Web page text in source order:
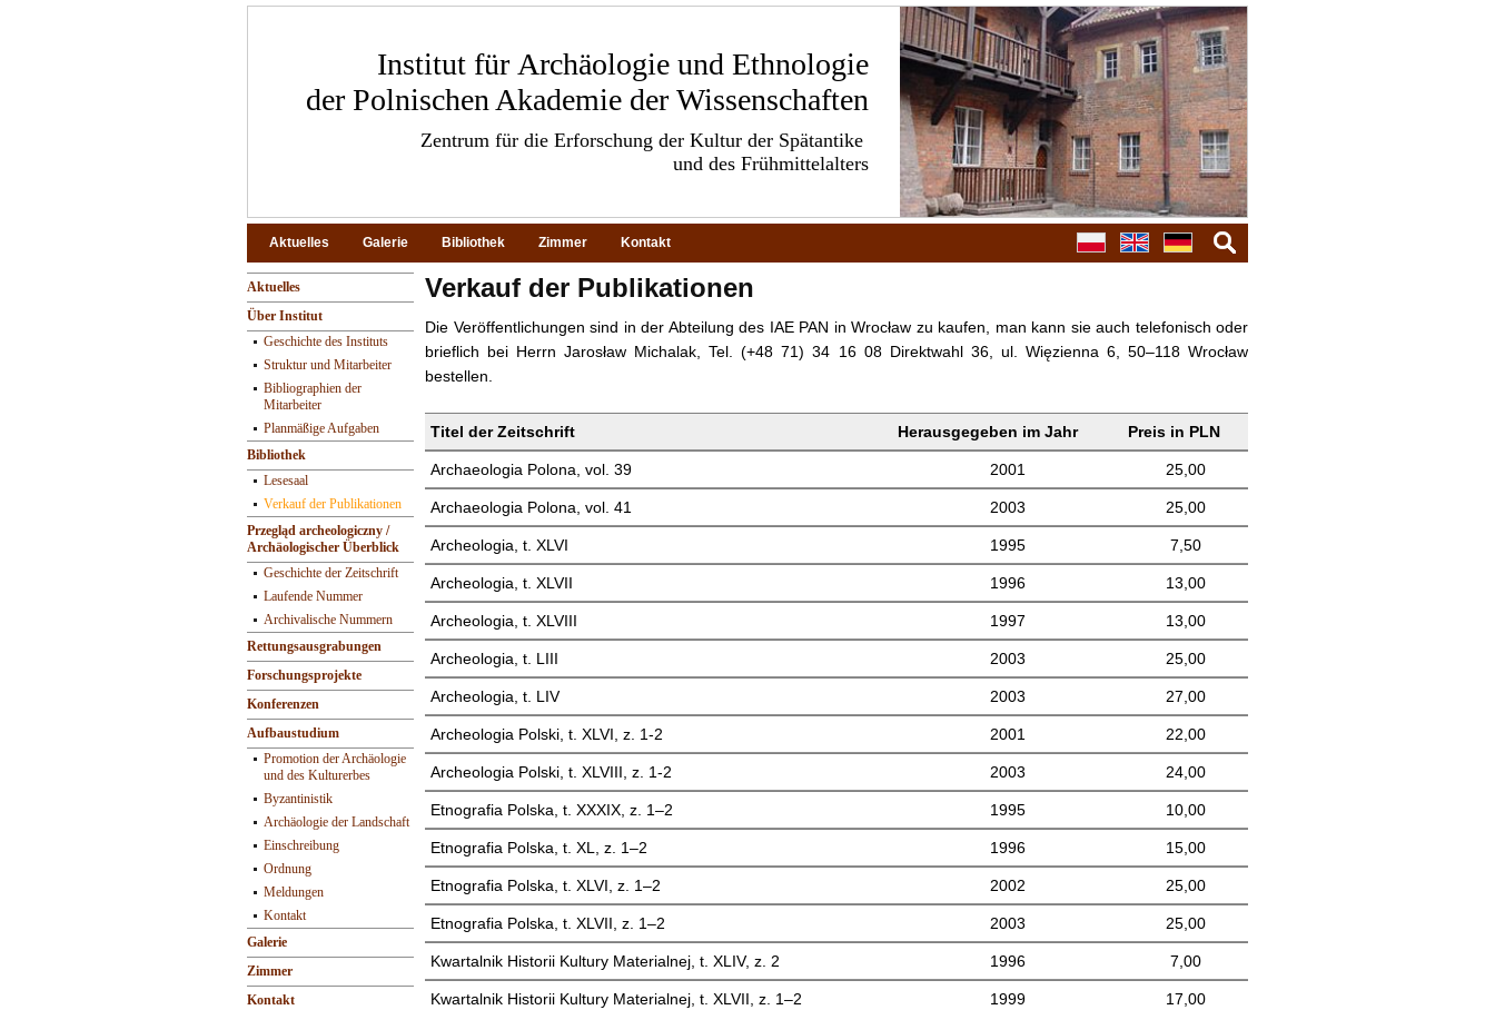
Verkauf der Publikationen
Die Veröffentlichungen sind in der Abteilung des IAE PAN in Wrocław zu kaufen, man kann sie auch telefonisch oder
brieflich bei Herrn Jarosław Michalak, Tel. (+48 71) 34 16 08 Direktwahl 36, ul. Więzienna 6, 50–118 Wrocław
bestellen.
Titel der Zeitschrift Herausgegeben im Jahr Preis in PLN
Archaeologia Polona, vol. 39 2001 25,00
Archaeologia Polona, vol. 41 2003 25,00
Archeologia, t. XLVI 1995 7,50
Archeologia, t. XLVII 1996 13,00
Archeologia, t. XLVIII 1997 13,00
Archeologia, t. LIII 2003 25,00
Archeologia, t. LIV 2003 27,00
Archeologia Polski, t. XLVI, z. 1-2 2001 22,00
Archeologia Polski, t. XLVIII, z. 1-2 2003 24,00
Etnografia Polska, t. XXXIX, z. 1–2 1995 10,00
Etnografia Polska, t. XL, z. 1–2 1996 15,00
Etnografia Polska, t. XLVI, z. 1–2 2002 25,00
Etnografia Polska, t. XLVII, z. 1–2 2003 25,00
Kwartalnik Historii Kultury Materialnej, t. XLIV, z. 2 1996 7,00
Kwartalnik Historii Kultury Materialnej, t. XLVII, z. 1–2 1999 17,00
Aktuelles
Über Institut
Geschichte des Instituts
Struktur und Mitarbeiter
Bibliographien der
Mitarbeiter
Planmäßige Aufgaben
Bibliothek
Lesesaal
Verkauf der Publikationen
Przegląd archeologiczny /
Archäologischer Überblick
Geschichte der Zeitschrift
Laufende Nummer
Archivalische Nummern
Rettungsausgrabungen
Forschungsprojekte
Konferenzen
Aufbaustudium
Promotion der Archäologie
und des Kulturerbes
Byzantinistik
Archäologie der Landschaft
Einschreibung
Ordnung
Meldungen
Kontakt
Galerie
Zimmer
Kontakt
Institut für Archäologie und Ethnologie
der Polnischen Akademie der Wissenschaften
Zentrum für die Erforschung der Kultur der Spätantike
und des Frühmittelalters
Aktuelles Galerie Bibliothek Zimmer Kontakt